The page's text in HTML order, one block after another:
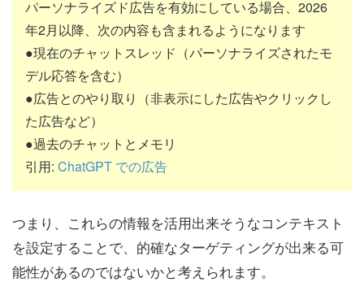
パーソナライズド広告を有効にしている場合、2026
年2月以降、次の内容も含まれるようになります
●現在のチャットスレッド（パーソナライズされたモ
デル応答を含む）
●広告とのやり取り（非表示にした広告やクリックし
た広告など）
●過去のチャットとメモリ
引用: ChatGPT での広告
つまり、これらの情報を活用出来そうなコンテキスト
を設定することで、的確なターゲティングが出来る可
能性があるのではないかと考えられます。